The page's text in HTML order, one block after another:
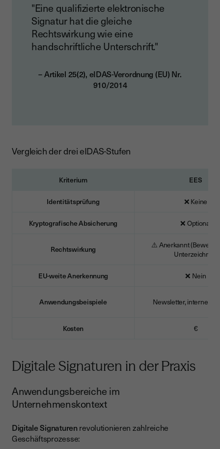
"Eine qualifizierte elektronische
Signatur hat die gleiche
Rechtswirkung wie eine
handschriftliche Unterschrift."
– Artikel 25(2), eIDAS-Verordnung (EU) Nr.
910/2014
Vergleich der drei eIDAS-Stufen
Kriterium EES
Identitätsprüfung ❌ Keine
Kryptografische Absicherung ❌ Optional
Rechtswirkung
⚠️ Anerkannt
Unterzeichner)
EU-weite Anerkennung ❌ Nein
Anwendungsbeispiele Newsletter, interne
Kosten €
Digitale Signaturen in der Praxis
Anwendungsbereiche im
Unternehmenskontext
Digitale Signaturenrevolutionieren zahlreiche
Geschäftsprozesse: